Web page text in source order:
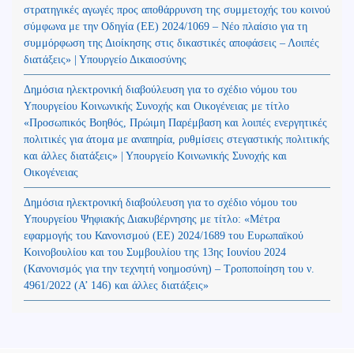
στρατηγικές αγωγές προς αποθάρρυνση της συμμετοχής του κοινού
σύμφωνα με την Οδηγία (ΕΕ) 2024/1069 – Νέο πλαίσιο για τη
συμμόρφωση της Διοίκησης στις δικαστικές αποφάσεις – Λοιπές
διατάξεις» | Υπουργείο Δικαιοσύνης
Δημόσια ηλεκτρονική διαβούλευση για το σχέδιο νόμου του
Υπουργείου Κοινωνικής Συνοχής και Οικογένειας με τίτλο
«Προσωπικός Βοηθός, Πρώιμη Παρέμβαση και λοιπές ενεργητικές
πολιτικές για άτομα με αναπηρία, ρυθμίσεις στεγαστικής πολιτικής
και άλλες διατάξεις» | Υπουργείο Κοινωνικής Συνοχής και
Οικογένειας
Δημόσια ηλεκτρονική διαβούλευση για το σχέδιο νόμου του
Υπουργείου Ψηφιακής Διακυβέρνησης με τίτλο: «Μέτρα
εφαρμογής του Κανονισμού (ΕΕ) 2024/1689 του Ευρωπαϊκού
Κοινοβουλίου και του Συμβουλίου της 13ης Ιουνίου 2024
(Kανονισμός για την τεχνητή νοημοσύνη) – Τροποποίηση του ν.
4961/2022 (Α’ 146) και άλλες διατάξεις»